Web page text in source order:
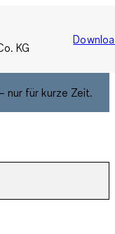
KG
nur für kurze Zeit.